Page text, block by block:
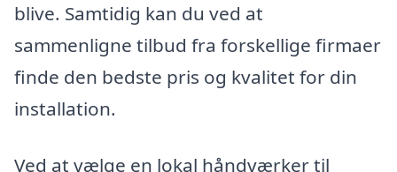
blive. Samtidig kan du ved at
sammenligne tilbud fra forskellige firmaer
finde den bedste pris og kvalitet for din
installation.
Ved at vælge en lokal håndværker til